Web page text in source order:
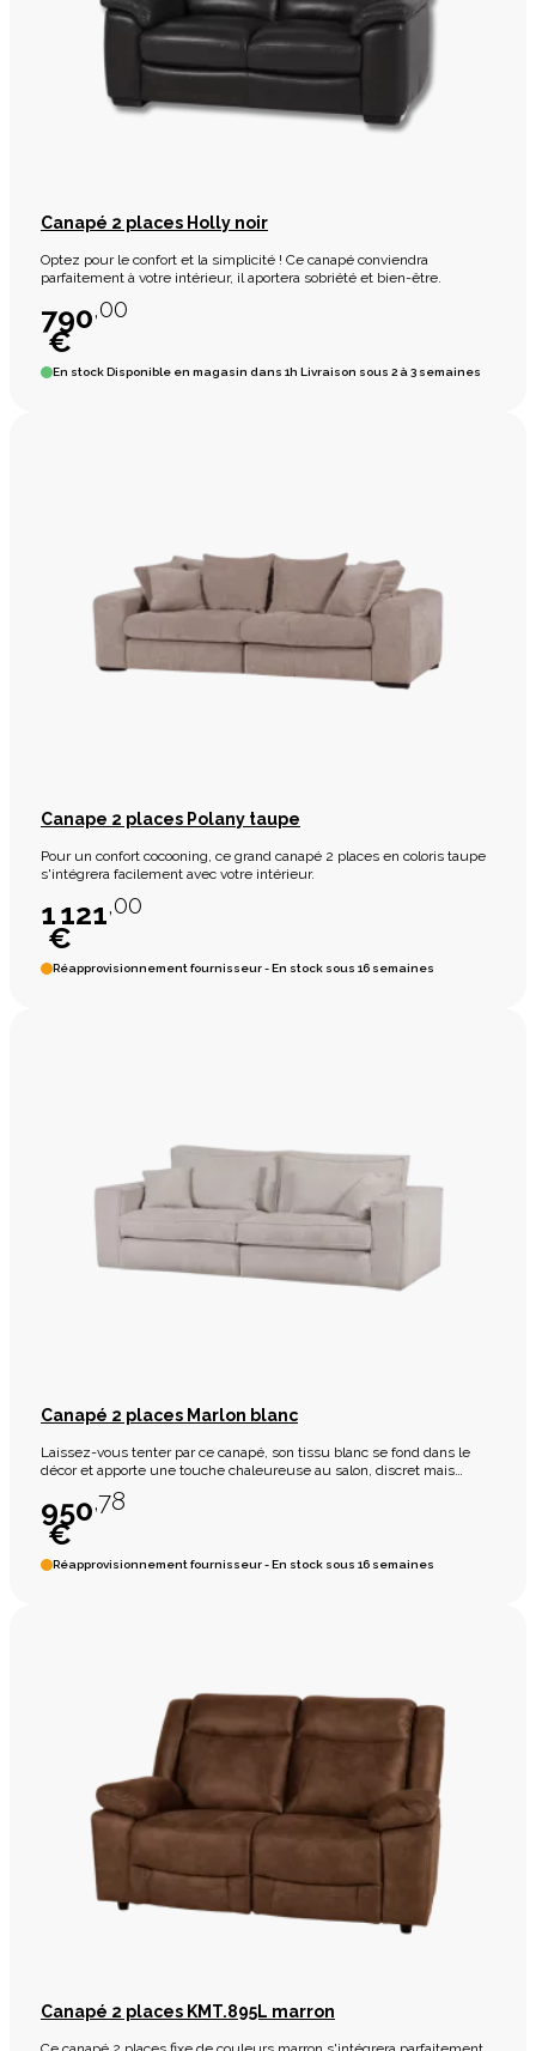
Canapé 2 places Holly noir
Optez pour le confort et la simplicité ! Ce canapé conviendra
parfaitement à votre intérieur, il aportera sobriété et bien-être.
790,00
€
En stockDisponible en magasin dans 1h Livraison sous 2 à 3 semaines
Canape 2 places Polany taupe
Pour un confort cocooning, ce grand canapé 2 places en coloris taupe
s'intégrera facilement avec votre intérieur.
1 121,00
€
Réapprovisionnement fournisseur - En stock sous 16 semaines
Canapé 2 places Marlon blanc
Laissez-vous tenter par ce canapé, son tissu blanc se fond dans le
décor et apporte une touche chaleureuse au salon, discret mais
qui vous ne laissera pas indifférent.
950,78
€
Réapprovisionnement fournisseur - En stock sous 16 semaines
Canapé 2 places KMT.895L marron